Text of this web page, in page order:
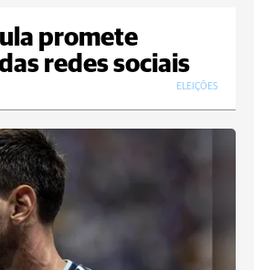
promete
redes sociais
ELEIÇÕES